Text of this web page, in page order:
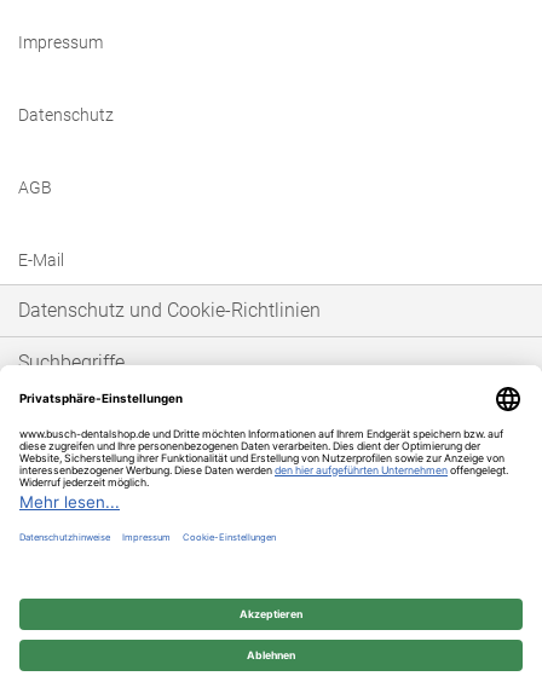
Impressum
Datenschutz
AGB
E-Mail
Datenschutz und Cookie-Richtlinien
Suchbegriffe
Bestellungen und Rücksendungen
© 2025 BUSCH & CO. GmbH & Co. KG | Unterkaltenbach 17-27 | D - 51766
Engelskirchen | Telefon +49 (0) 22 63 - 86 - 380 | Telefax +49 (0) 22 63 - 2 07 41